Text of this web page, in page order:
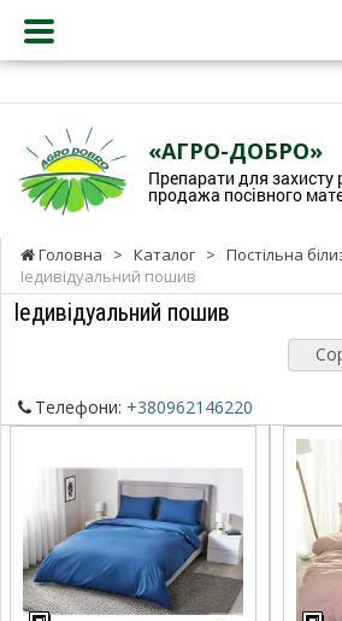
«АГРО-ДОБРО»
Препарати для захисту
продажа посівного
Головна > Каталог > Постільна
Іедивідуальний пошив
Іедивідуальний пошив
Телефони: +380962146220